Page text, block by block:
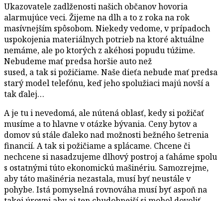
Ukazovatele zadlženosti našich občanov hovoria
alarmujúce veci. Žijeme na dlh a to z roka na rok
masívnejším spôsobom. Niekedy vedome, v prípadoch
uspokojenia materiálnych potrieb na ktoré aktuálne
nemáme, ale po ktorých z akéhosi popudu túžime.
Nebudeme mať predsa horšie auto než
sused, a tak si požičiame. Naše dieťa nebude mať predsa
starý model telefónu, keď jeho spolužiaci majú novší a
tak ďalej…
A je tu i nevedomá, ale nútená oblasť, kedy si požičať
musíme a to hlavne v otázke bývania. Ceny bytov a
domov sú stále ďaleko nad možnosti bežného šetrenia
financií. A tak si požičiame a splácame. Chcene či
nechcene si nasadzujeme dlhový postroj a ťaháme spolu
s ostatnými túto ekonomickú mašinériu. Samozrejme,
aby táto mašinéria nezastala, musí byť neustále v
pohybe. Istá pomyselná rovnováha musí byť aspoň na